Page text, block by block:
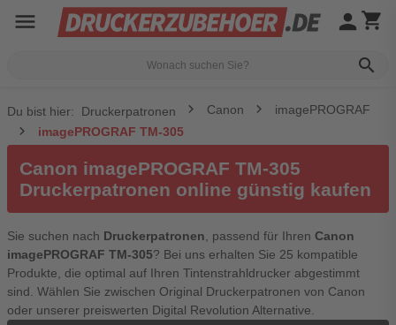
menu
search
person shopping_cart
Du bist hier: Druckerpatronen Canon
imagePROGRAF
imagePROGRAF TM-305
Canon imagePROGRAF TM-305
Druckerpatronen online günstig kaufen
Sie suchen nach Druckerpatronen, passend für Ihren Canon
imagePROGRAF TM-305? Bei uns erhalten Sie 25 kompatible
Produkte, die optimal auf Ihren Tintenstrahldrucker abgestimmt
sind. Wählen Sie zwischen Original Druckerpatronen von Canon
oder unserer preiswerten Digital Revolution Alternative.